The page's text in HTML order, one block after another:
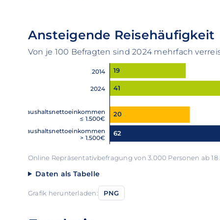
Ansteigende Reisehäufigkeit
Von je 100 Befragten sind 2024 mehrfach
2014 19
2024 41
Haushaltsnettoeinkommen
≤ 1.500€
20
Haushaltsnettoeinkommen
> 1.500€
62
Online Repräsentativbefragung von 3.000 Personen ab
Daten als Tabelle
Grafik herunterladen: PNG